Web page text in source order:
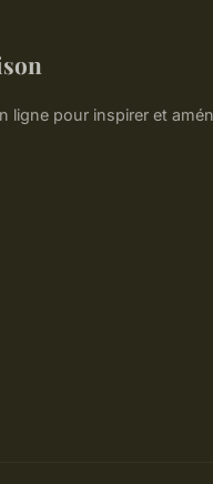
ligne pour inspirer et